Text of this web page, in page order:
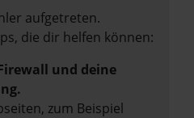
aufgetreten.
die dir helfen können:
und deine
zum Beispiel